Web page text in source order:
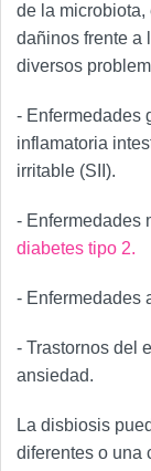
de la microbiota,
dañinos frente a
diversos
- Enfermedades
inflamatoria
irritable (SII).
- Enfermedades
diabetes tipo 2.
- Enfermedades
- Trastornos del
ansiedad.
La disbiosis
diferentes o una